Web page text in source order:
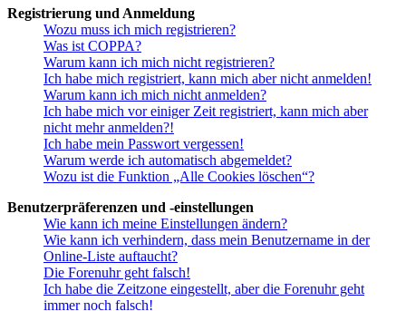
Registrierung und Anmeldung
Wozu muss ich mich registrieren?
Was ist COPPA?
Warum kann ich mich nicht registrieren?
Ich habe mich registriert, kann mich aber nicht anmelden!
Warum kann ich mich nicht anmelden?
Ich habe mich vor einiger Zeit registriert, kann mich aber
nicht mehr anmelden?!
Ich habe mein Passwort vergessen!
Warum werde ich automatisch abgemeldet?
Wozu ist die Funktion „Alle Cookies löschen“?
Benutzerpräferenzen und -einstellungen
Wie kann ich meine Einstellungen ändern?
Wie kann ich verhindern, dass mein Benutzername in der
Online-Liste auftaucht?
Die Forenuhr geht falsch!
Ich habe die Zeitzone eingestellt, aber die Forenuhr geht
immer noch falsch!